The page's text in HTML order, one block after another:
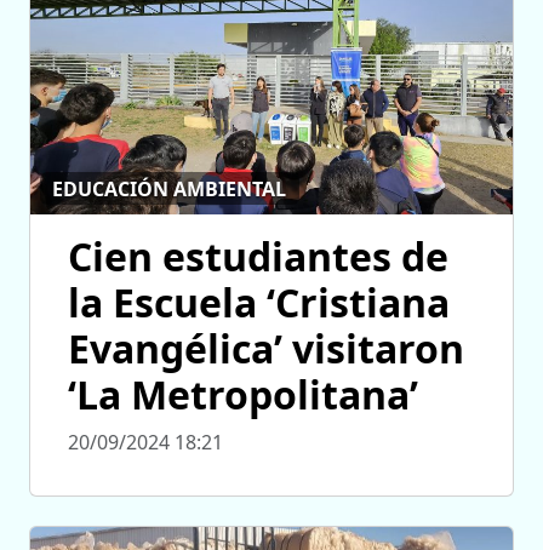
EDUCACIÓN AMBIENTAL
Cien estudiantes de
la Escuela ‘Cristiana
Evangélica’ visitaron
‘La Metropolitana’
20/09/2024 18:21